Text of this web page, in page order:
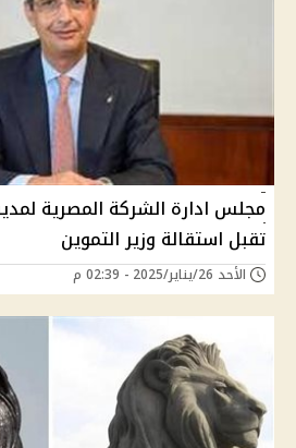
مجلس ادارة الشركة المصرية
تقبل استقالة وزير التموين
الأحد 26/يناير/2025 - 02:39 م